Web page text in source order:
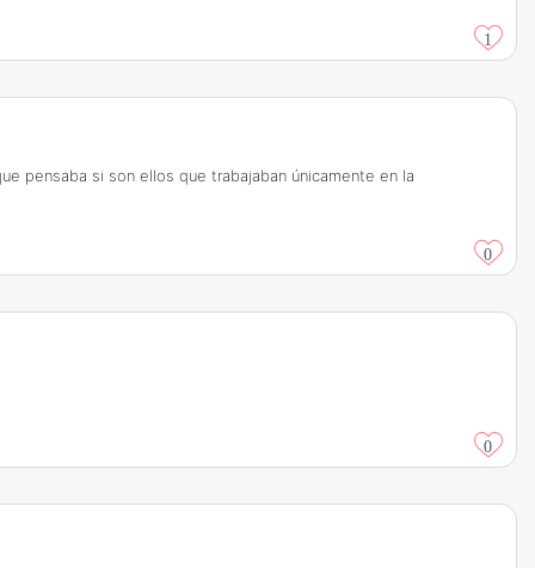
1
pensaba si son ellos que trabajaban únicamente en la
0
0